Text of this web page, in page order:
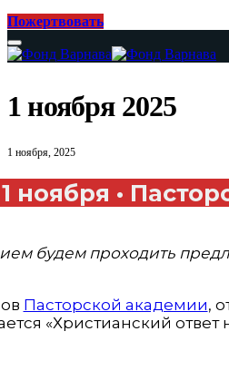
Пожертвовать
1 ноября 2025
1 ноября, 2025
1 ноября •
будем проходить
Пасторской академии,
«Христианский ответ